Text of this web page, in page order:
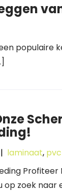
populaire
| laminaat, pvc
Profiteer
op zoek naar